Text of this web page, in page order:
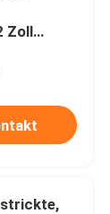
Zoll
und